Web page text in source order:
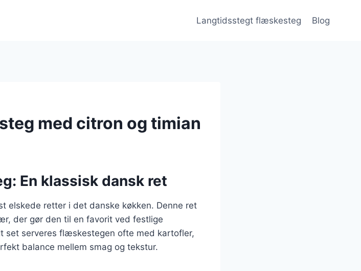
Langtidsstegt flæskesteg Blog
med citron og timian
En klassisk dansk ret
elskede retter i det danske køkken. Denne ret
der gør den til en favorit ved festlige
set serveres flæskestegen ofte med kartofler,
balance mellem smag og tekstur.